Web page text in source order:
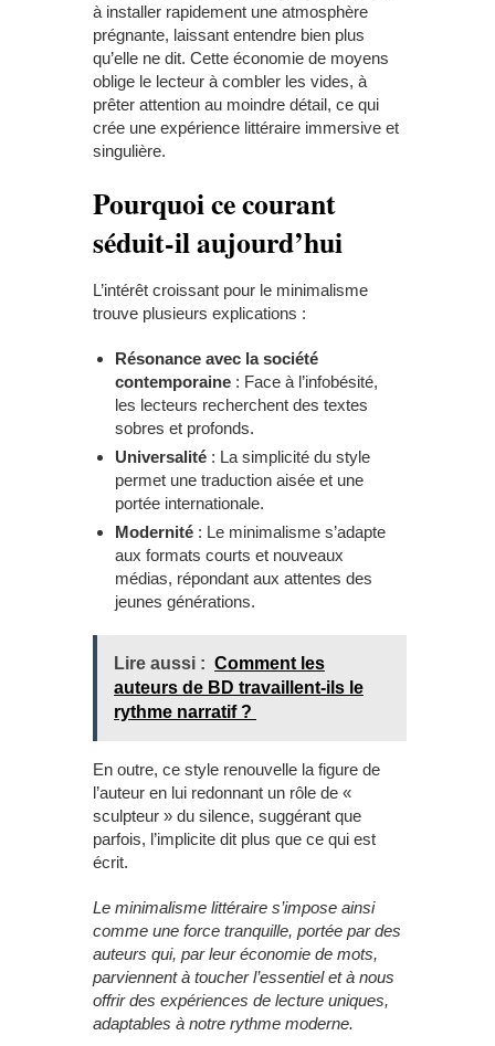
à installer rapidement une atmosphère
prégnante, laissant entendre bien plus
qu’elle ne dit. Cette économie de moyens
oblige le lecteur à combler les vides, à
prêter attention au moindre détail, ce qui
crée une expérience littéraire immersive et
singulière.
Pourquoi ce courant
séduit-il aujourd’hui
L’intérêt croissant pour le minimalisme
trouve plusieurs explications :
Résonance avec la société
contemporaine : Face à l’infobésité,
les lecteurs recherchent des textes
sobres et profonds.
Universalité : La simplicité du style
permet une traduction aisée et une
portée internationale.
Modernité : Le minimalisme s’adapte
aux formats courts et nouveaux
médias, répondant aux attentes des
jeunes générations.
Lire aussi : Comment les
auteurs de BD travaillent-ils le
rythme narratif ?
En outre, ce style renouvelle la figure de
l’auteur en lui redonnant un rôle de «
sculpteur » du silence, suggérant que
parfois, l’implicite dit plus que ce qui est
écrit.
Le minimalisme littéraire s’impose ainsi
comme une force tranquille, portée par des
auteurs qui, par leur économie de mots,
parviennent à toucher l’essentiel et à nous
offrir des expériences de lecture uniques,
adaptables à notre rythme moderne.